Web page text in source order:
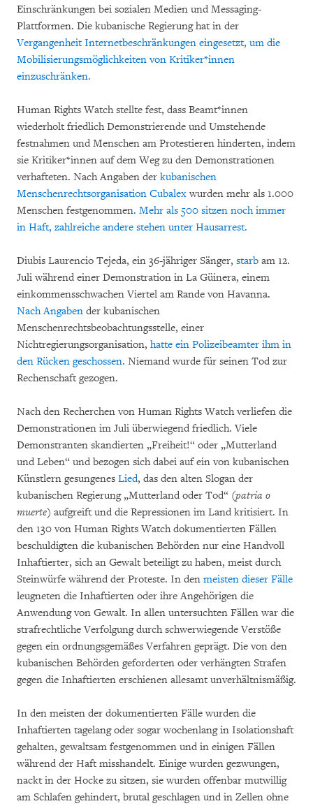
Einschränkungen bei sozialen Medien und Messaging-
Plattformen. Die kubanische Regierung hat in der
VergangenheitInternetbeschränkungen eingesetzt, um die
Mobilisierungsmöglichkeiten von Kritiker*innen
einzuschränken.
Human Rights Watch stellte fest, dass Beamt*innen
wiederholt friedlich Demonstrierende und Umstehende
festnahmen und Menschen am Protestieren hinderten, indem
sie Kritiker*innen auf dem Weg zu den Demonstrationen
verhafteten. Nach Angaben der kubanischen
Menschenrechtsorganisation Cubalex wurden mehr als 1.000
Menschen festgenommen. Mehr als 500 sitzen noch immer
in Haft, zahlreiche andere stehen unter Hausarrest.
Diubis Laurencio Tejeda, ein 36-jähriger Sänger, starb am 12.
Juli während einer Demonstration in La Güinera, einem
einkommensschwachen Viertel am Rande von Havanna.
Nach Angaben der kubanischen
Menschenrechtsbeobachtungsstelle, einer
Nichtregierungsorganisation, hatte ein Polizeibeamter ihm in
den Rücken geschossen. Niemand wurde für seinen Tod zur
Rechenschaft gezogen.
Nach den Recherchen von Human Rights Watch verliefen die
Demonstrationen im Juli überwiegend friedlich. Viele
Demonstranten skandierten „Freiheit!“ oder „Mutterland
und Leben“ und bezogen sich dabei auf ein von kubanischen
Künstlern gesungenes Lied, das den alten Slogan der
kubanischen Regierung „Mutterland oder Tod“ (patria o
muerte) aufgreift und die Repressionen im Land kritisiert. In
den 130 von Human Rights Watch dokumentierten Fällen
beschuldigten die kubanischen Behörden nur eine Handvoll
Inhaftierter, sich an Gewalt beteiligt zu haben, meist durch
Steinwürfe während der Proteste. In den meisten dieser Fälle
leugneten die Inhaftierten oder ihre Angehörigen die
Anwendung von Gewalt. In allen untersuchten Fällen war die
strafrechtliche Verfolgung durch schwerwiegende Verstöße
gegen ein ordnungsgemäßes Verfahren geprägt. Die von den
kubanischen Behörden geforderten oder verhängten Strafen
gegen die Inhaftierten erschienen allesamt unverhältnismäßig.
In den meisten der dokumentierten Fälle wurden die
Inhaftierten tagelang oder sogar wochenlang in Isolationshaft
gehalten, gewaltsam festgenommen und in einigen Fällen
während der Haft misshandelt. Einige wurden gezwungen,
nackt in der Hocke zu sitzen, sie wurden offenbar mutwillig
am Schlafen gehindert, brutal geschlagen und in Zellen ohne